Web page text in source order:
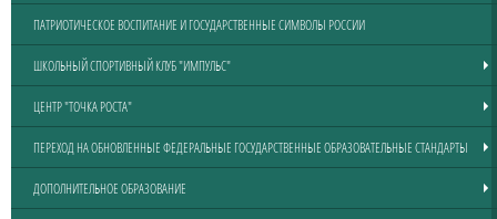
ПАТРИОТИЧЕСКОЕ ВОСПИТАНИЕ И ГОСУДАРСТВЕННЫЕ СИМВОЛЫ РОССИИ
ШКОЛЬНЫЙ СПОРТИВНЫЙ КЛУБ "ИМПУЛЬС"
ЦЕНТР "ТОЧКА РОСТА"
ПЕРЕХОД НА ОБНОВЛЕННЫЕ ФЕДЕРАЛЬНЫЕ ГОСУДАРСТВЕННЫЕ ОБРАЗОВАТЕЛЬНЫЕ СТАНДАРТЫ
ДОПОЛНИТЕЛЬНОЕ ОБРАЗОВАНИЕ